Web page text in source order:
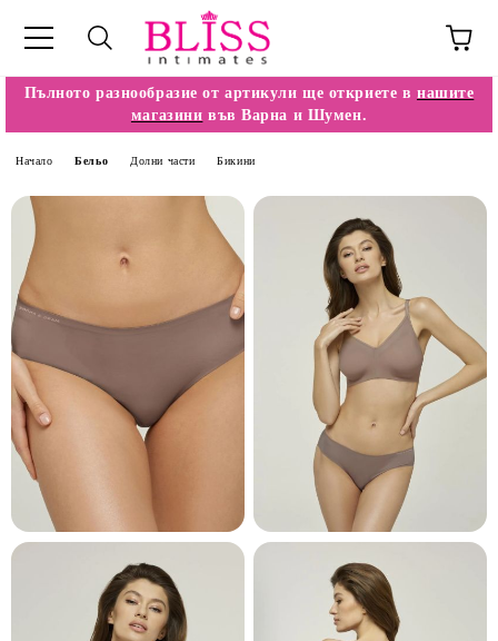
Пълното разнообразие от артикули ще откриете в нашите
магазини във Варна и Шумен.
Начало Бельо Долни части Бикини